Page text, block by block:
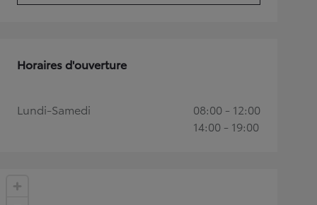
Horaires d'ouverture
Lundi-Samedi
08:00 - 12:00
14:00 - 19:00